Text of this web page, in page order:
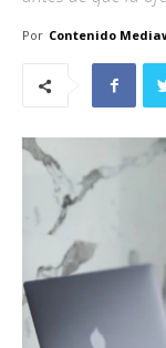
Por Contenido